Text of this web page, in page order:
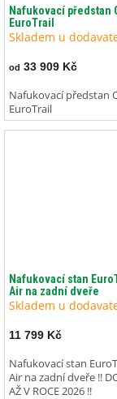
Nafukovací předstan
EuroTrail
Skladem u
od 33 909 Kč
Nafukovací předstan
EuroTrail
Nafukovací stan
Air na zadní dveře
Skladem u
11 799 Kč
Nafukovací stan
Air na zadní dveře !!
AŽ V ROCE 2026 !!